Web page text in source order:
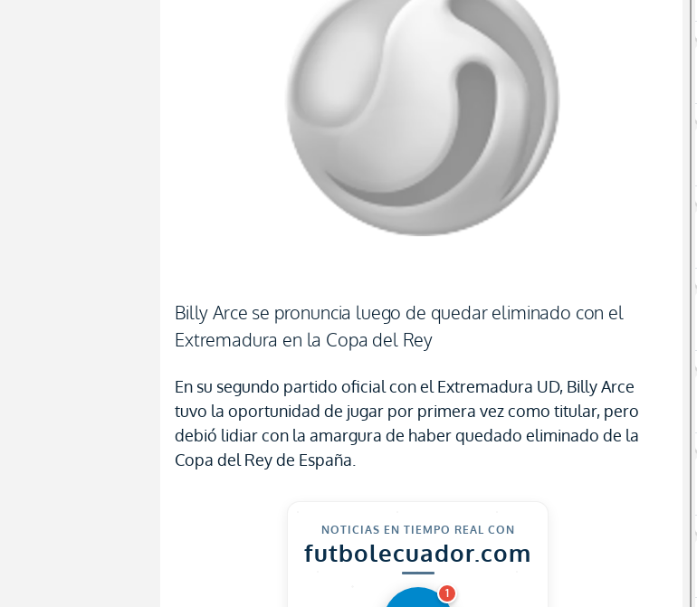
Billy Arce se pronuncia luego de quedar eliminado con el
Extremadura en la Copa del Rey
En su segundo partido oficial con el Extremadura UD, Billy Arce
tuvo la oportunidad de jugar por primera vez como titular, pero
debió lidiar con la amargura de haber quedado eliminado de la
Copa del Rey de España.
NOTICIAS EN TIEMPO REAL CON
futbolecuador.com
1